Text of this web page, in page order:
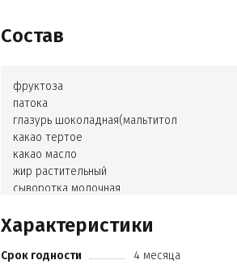
Состав
фруктоза
патока
глазурь шоколадная(мальтитол
какао тертое
какао масло
жир растительный
сыворотка молочная
ваниль)
лимонная кислота
сок смородины
Характеристики
Срок годности
4 месяца